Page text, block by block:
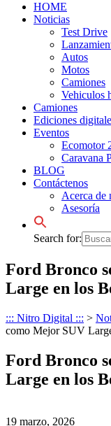
HOME
Noticias
Test Drive
Autos
Motos
Camiones
Vehiculos
Camiones
Ediciones
Eventos
Ecomotor
Caravana
BLOG
Contáctenos
Acerca de
Asesoría
Search for:
Ford Bronco
Large en los
::: Nitro Digital ::: >
como Mejor SUV
Ford Bronco
Large en los
19 marzo, 2026